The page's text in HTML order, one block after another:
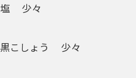
塩 少々
黒こしょう 少々